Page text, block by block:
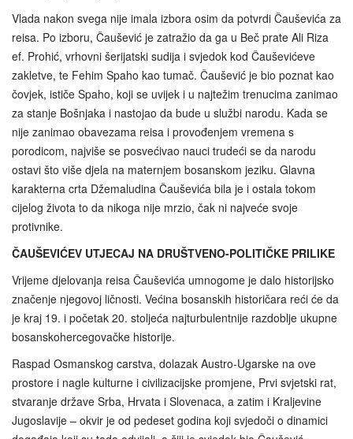
Vlada nakon svega nije imala izbora osim da potvrdi Čauševića za
reisa. Po izboru, Čaušević je zatražio da ga u Beč prate Ali Riza
ef. Prohić, vrhovni šerijatski sudija i svjedok kod Čauševićeve
zakletve, te Fehim Spaho kao tumač. Čaušević je bio poznat kao
čovjek, ističe Spaho, koji se uvijek i u najtežim trenucima zanimao
za stanje Bošnjaka i nastojao da bude u službi narodu. Kada se
nije zanimao obavezama reisa i provođenjem vremena s
porodicom, najviše se posvećivao nauci trudeći se da narodu
ostavi što više djela na maternjem bosanskom jeziku. Glavna
karakterna crta Džemaludina Čauševića bila je i ostala tokom
cijelog života to da nikoga nije mrzio, čak ni najveće svoje
protivnike.
ČAUŠEVIĆEV UTJECAJ NA DRUŠTVENO-POLITIČKE PRILIKE
Vrijeme djelovanja reisa Čauševića umnogome je dalo historijsko
značenje njegovoj ličnosti. Većina bosanskih historičara reći će da
je kraj 19. i početak 20. stoljeća najturbulentnije razdoblje ukupne
bosanskohercegovačke historije.
Raspad Osmanskog carstva, dolazak Austro-Ugarske na ove
prostore i nagle kulturne i civilizacijske promjene, Prvi svjetski rat,
stvaranje države Srba, Hrvata i Slovenaca, a zatim i Kraljevine
Jugoslavije – okvir je od pedeset godina koji svjedoči o dinamici